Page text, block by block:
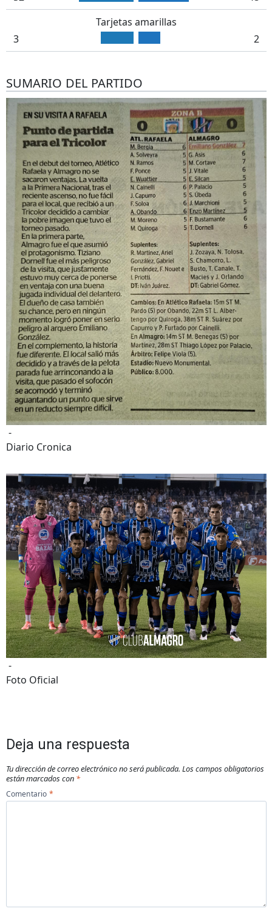
Tarjetas amarillas
3
2
SUMARIO DEL PARTIDO
-
Diario Cronica
-
Foto Oficial
Deja una respuesta
Tu dirección de correo electrónico no será publicada. Los campos obligatorios
están marcados con *
Comentario *